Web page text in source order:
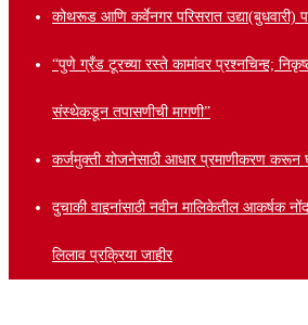
कोथरूड आणि कर्वेनगर परिसरात उद्या(बुधवारी)
“पुणे ग्रँड टूरच्या रस्ते कामांवर प्रश्नचिन्ह;
संस्थेकडून तपासणीची मागणी”
कर्जमुक्ती योजनेसाठी आधार प्रमाणीकरण करून
दुचाकी वाहनांसाठी नवीन मालिकेतील आकर्षक
लिलाव प्रक्रिया जाहीर